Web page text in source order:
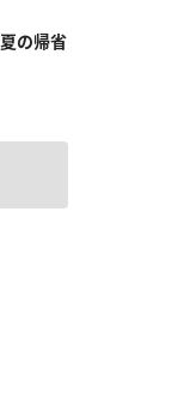
の帰省